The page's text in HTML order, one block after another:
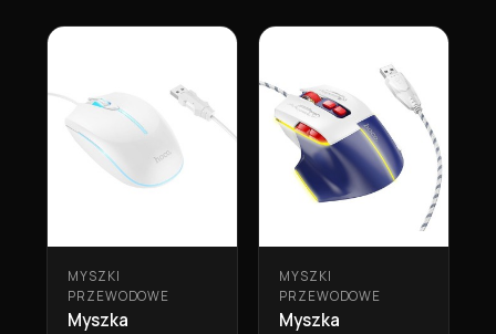
Lista produktów
MYSZKI
PRZEWODOWE
Myszka
MYSZKI
PRZEWODOWE
Myszka